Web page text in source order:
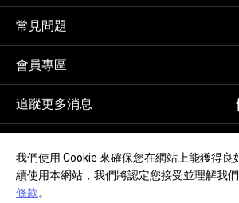
我們使用 Cookie 來確保您在網站上能獲得良
續使用本網站，我們將認定您接受並理解我
條款。
常見問題
會員專區
追蹤更多消息
輸入Email，訂閱電子報
隱私政策 交易約定事項 網站導